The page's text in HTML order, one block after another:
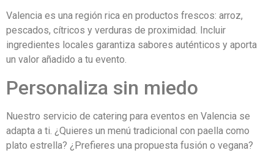
Valencia es una región rica en productos frescos: arroz,
pescados, cítricos y verduras de proximidad. Incluir
ingredientes locales garantiza sabores auténticos y aporta
un valor añadido a tu evento.
Personaliza sin miedo
Nuestro servicio de catering para eventos en Valencia se
adapta a ti. ¿Quieres un menú tradicional con paella como
plato estrella? ¿Prefieres una propuesta fusión o vegana?